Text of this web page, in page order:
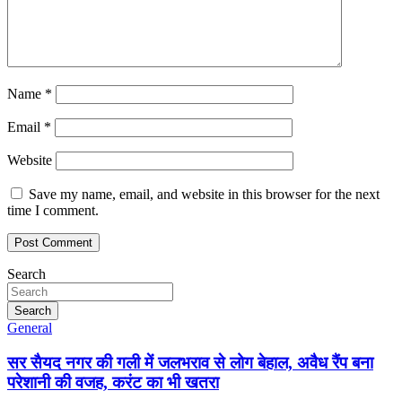
Name *
Email *
Website
Save my name, email, and website in this browser for the next
time I comment.
Search
Search
General
सर सैयद नगर की गली में जलभराव से लोग बेहाल, अवैध रैंप बना
परेशानी की वजह, करंट का भी खतरा